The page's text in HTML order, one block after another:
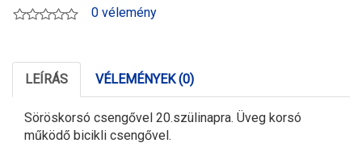
0 vélemény
LEÍRÁS VÉLEMÉNYEK (0)
Söröskorsó csengővel 20.szülinapra. Üveg korsó
működő bicikli csengővel.